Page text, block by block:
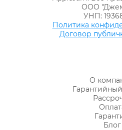
ООО
УНП:
Политика
Договор
О
Блог